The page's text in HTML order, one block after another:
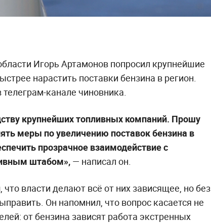
Игорь Артамонов попросил крупнейшие
нарастить поставки бензина в регион.
канале чиновника.
крупнейших топливных компаний. Прошу
меры по увеличению поставок бензина в
прозрачное взаимодействие с
штабом», — написал он.
власти делают всё от них зависящее, но без
Он напомнил, что вопрос касается не
от бензина зависят работа экстренных